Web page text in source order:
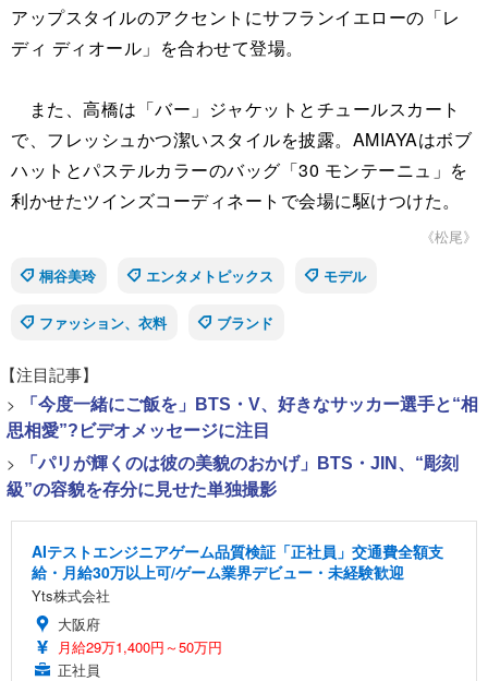
アップスタイルのアクセントにサフランイエローの「レ
ディ ディオール」を合わせて登場。
また、高橋は「バー」ジャケットとチュールスカート
で、フレッシュかつ潔いスタイルを披露。AMIAYAはボブ
ハットとパステルカラーのバッグ「30 モンテーニュ」を
利かせたツインズコーディネートで会場に駆けつけた。
《松尾》
桐谷美玲
エンタメトピックス モデル
ファッション、衣料 ブランド
【注目記事】
>
「今度一緒にご飯を」BTS・V、好きなサッカー選手と“相
思相愛”?ビデオメッセージに注目
>
「パリが輝くのは彼の美貌のおかげ」BTS・JIN、“彫刻
級”の容貌を存分に見せた単独撮影
AIテストエンジニアゲーム品質検証「正社員」交通費全額支
給・月給30万以上可/ゲーム業界デビュー・未経験歓迎
Yts株式会社
大阪府
月給29万1,400円～50万円
正社員